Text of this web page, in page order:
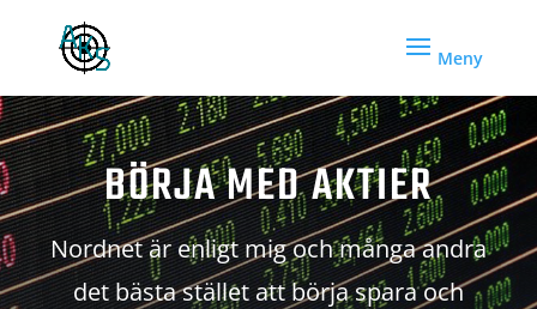
BÖRJA MED AKTIER
Nordnet är enligt mig och många andra
det bästa stället att börja spara och